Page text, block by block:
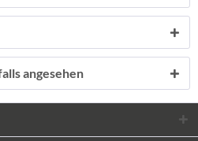
angesehen